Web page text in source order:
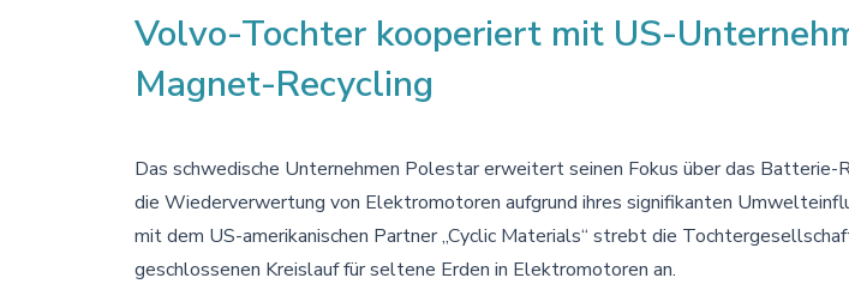
Volvo-Tochter kooperiert mit US-
Magnet-Recycling
Das schwedische Unternehmen Polestar erweitert seinen Fokus über das Batterie-
die Wiederverwertung von Elektromotoren aufgrund ihres signifikanten
mit dem US-amerikanischen Partner „Cyclic Materials“ strebt die
geschlossenen Kreislauf für seltene Erden in Elektromotoren an.